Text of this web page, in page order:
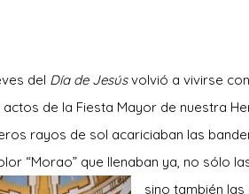
del Día de Jesúsvolvió a vivirse
actos de la Fiesta Mayor de nuestra
rayos de sol acariciaban las
“Morao” que llenaban ya, no sólo
sino también